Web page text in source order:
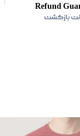
Refund
بازگشت